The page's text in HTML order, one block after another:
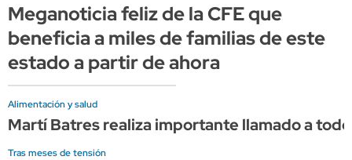
Meganoticia feliz de la CFE que
beneficia a miles de familias de este
estado a partir de ahora
Alimentación y salud
Martí Batres realiza importante llamado a
Tras meses de tensión